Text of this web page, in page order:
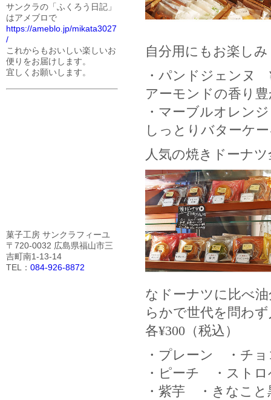
サンクラの「ふくろう日記」
はアメブロで
https://ameblo.jp/mikata3027
/
これからもおいしい楽しいお
便りをお届けします。
宜しくお願いします。
菓子工房 サンクラフィーユ
〒720-0032 広島県福山市三
吉町南1-13-14
TEL： 084-926-8872
自分用にもお楽し
・パンドジェンヌ
アーモンドの香り
・マーブルオレン
しっとりバターケ
人気の焼きドーナツ
なドーナツに比べ
らかで世代を問わ
各¥300（税込）
・プレーン ・チ
・ピーチ ・スト
・紫芋 ・きなこ